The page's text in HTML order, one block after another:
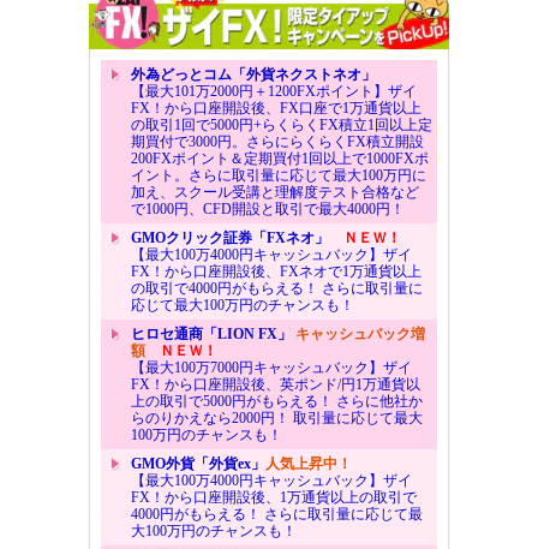
外為どっとコム「外貨ネクストネオ」
【最大101万2000円＋1200FXポイント】ザイ
FX！から口座開設後、FX口座で1万通貨以上
の取引1回で5000円+らくらくFX積立1回以上定
期買付で3000円。さらにらくらくFX積立開設
200FXポイント＆定期買付1回以上で1000FXポ
イント。さらに取引量に応じて最大100万円に
加え、スクール受講と理解度テスト合格など
で1000円、CFD開設と取引で最大4000円！
GMOクリック証券「FXネオ」
ＮＥＷ！
【最大100万4000円キャッシュバック】ザイ
FX！から口座開設後、FXネオで1万通貨以上
の取引で4000円がもらえる！ さらに取引量に
応じて最大100万円のチャンスも！
ヒロセ通商「LION FX」 キャッシュバック増
額ＮＥＷ！
【最大100万7000円キャッシュバック】ザイ
FX！から口座開設後、英ポンド/円1万通貨以
上の取引で5000円がもらえる！ さらに他社か
らのりかえなら2000円！ 取引量に応じて最大
100万円のチャンスも！
GMO外貨「外貨ex」 人気上昇中！
【最大100万4000円キャッシュバック】ザイ
FX！から口座開設後、1万通貨以上の取引で
4000円がもらえる！ さらに取引量に応じて最
大100万円のチャンスも！